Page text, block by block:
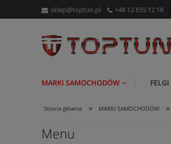
sklep@toptun.pl +48 12 655 12 18
MARKI SAMOCHODÓW FELGI
Strona główna » MARKI SAMOCHODÓW »
Menu